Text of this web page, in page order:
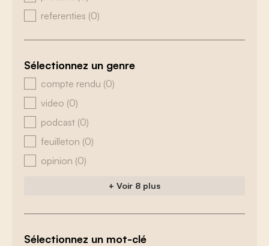
referenties (0)
Sélectionnez un genre
zoeken - genre
compte rendu (0)
video (0)
podcast (0)
feuilleton (0)
opinion (0)
+ Voir 8 plus
Sélectionnez un mot-clé